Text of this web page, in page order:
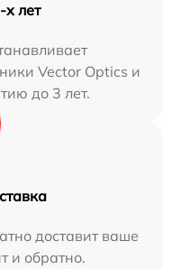
х лет
Vector Optics и
до 3 лет.
доставит ваше
и обратно.